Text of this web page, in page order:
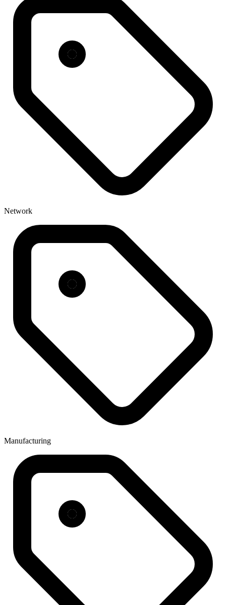
Network
Manufacturing